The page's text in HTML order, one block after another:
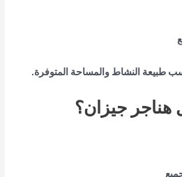
طبيعة النشاط والمساحة المتوفرة.
هناجر جيزان؟